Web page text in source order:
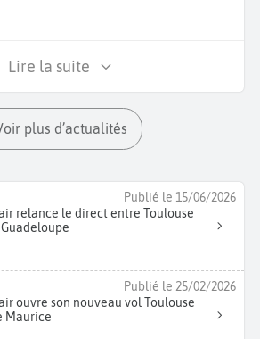
Lire la suite
Voir plus d’actualités
relance le direct entre Toulouse
Publié le 15/06/2026
ouvre son nouveau vol Toulouse
Maurice
Publié le 25/02/2026